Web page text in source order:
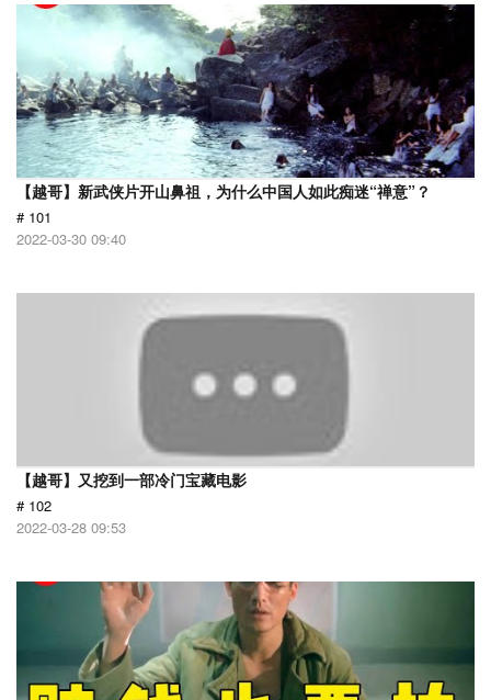
【越哥】新武侠片开山鼻祖，为什么中国人如此痴迷“禅意”？
# 101
2022-03-30 09:40
【越哥】又挖到一部冷门宝藏电影
# 102
2022-03-28 09:53